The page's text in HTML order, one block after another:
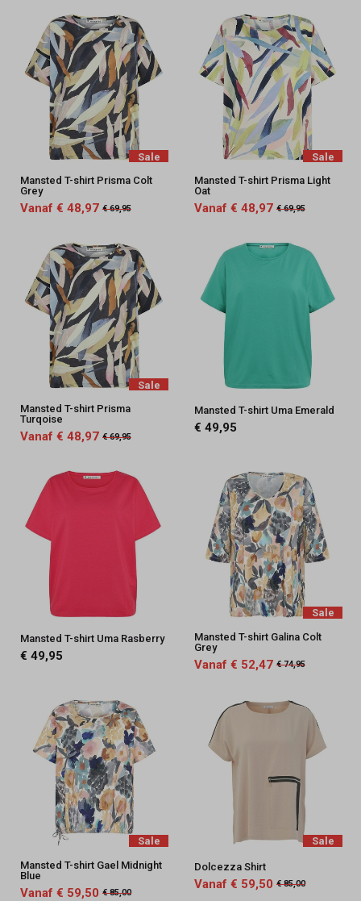
Sale
Mansted T-shirt Prisma Colt
Grey
Vanaf € 48,97 € 69,95
Sale
Mansted T-shirt Prisma Light
Oat
Vanaf € 48,97 € 69,95
Sale
Mansted T-shirt Prisma
Turqoise
Vanaf € 48,97 € 69,95
Mansted T-shirt Uma Emerald
€ 49,95
Mansted T-shirt Uma Rasberry
€ 49,95
Sale
Mansted T-shirt Galina Colt
Grey
Vanaf € 52,47 € 74,95
Sale
Mansted T-shirt Gael Midnight
Blue
Vanaf € 59,50 € 85,00
Sale
Dolcezza Shirt
Vanaf € 59,50 € 85,00